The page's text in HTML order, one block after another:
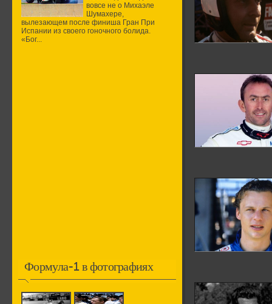
вовсе не о Михаэле
Шумахере,
вылезающем после финиша Гран При
Испании из своего гоночного болида.
«Бог...
Формула-1 в фотографиях